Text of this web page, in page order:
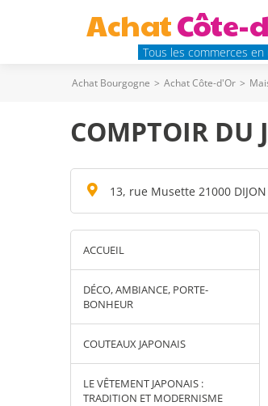
AchatCôte-
Tous les commerces en
Achat Bourgogne > Achat Côte-d'Or >
COMPTOIR DU
13, rue Musette 21000 DIJON
ACCUEIL
DÉCO, AMBIANCE, PORTE-
BONHEUR
COUTEAUX JAPONAIS
LE VÊTEMENT JAPONAIS :
TRADITION ET MODERNISME